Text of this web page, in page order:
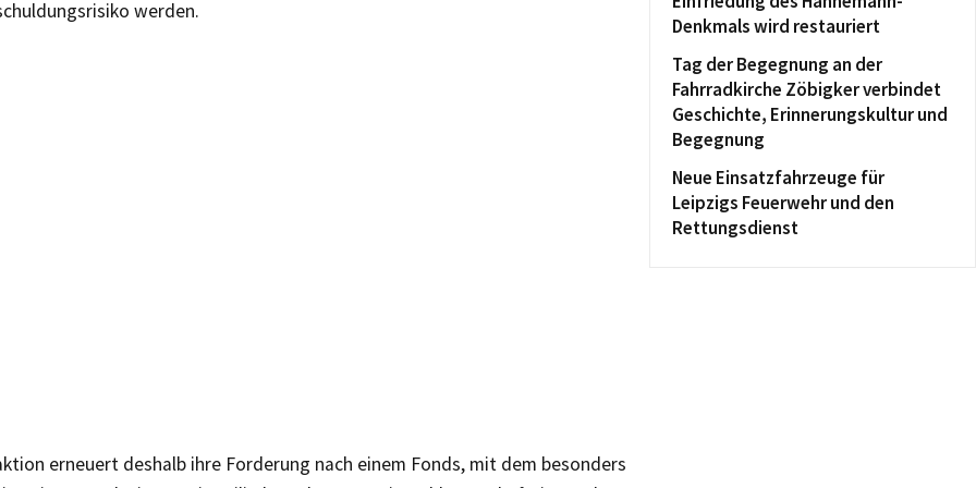
werden.
erneuert deshalb ihre Forderung nach einem Fonds, mit dem besonders
Denkmals wird restauriert
Tag der Begegnung an der
Fahrradkirche Zöbigker verbindet
Geschichte, Erinnerungskultur und
Begegnung
Neue Einsatzfahrzeuge für
Leipzigs Feuerwehr und den
Rettungsdienst